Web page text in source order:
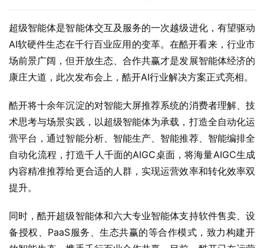
术思考与场景实践，以超级智能体为承载，打造全自动化运
营平台，通过智能分析、智能生产、智能推荐、智能编排全
自动化流程，打造千人千面的AIGC桌面，将海量AIGC生成
内容精准推荐给更合适的人群，实现运营效率和转化效率双
同时，酷开超级智能体和六大专业智能体支持软件售卖、设
备授权、PaaS服务、生态共赢的等合作模式，致力构建开
放智能生态，携手千行百业合作共赢。目前，酷开已在运营
商、车载、酒店、办公等多个领域与知名企业展开合作，以
新能源汽车为例，酷开基于自研的智能座舱和影音娱乐系统
以及途虎养车等后装车机服务商，打造行业领先的智能化用
户体验，继而在激烈的市场竞争中形成差异化竞争力。